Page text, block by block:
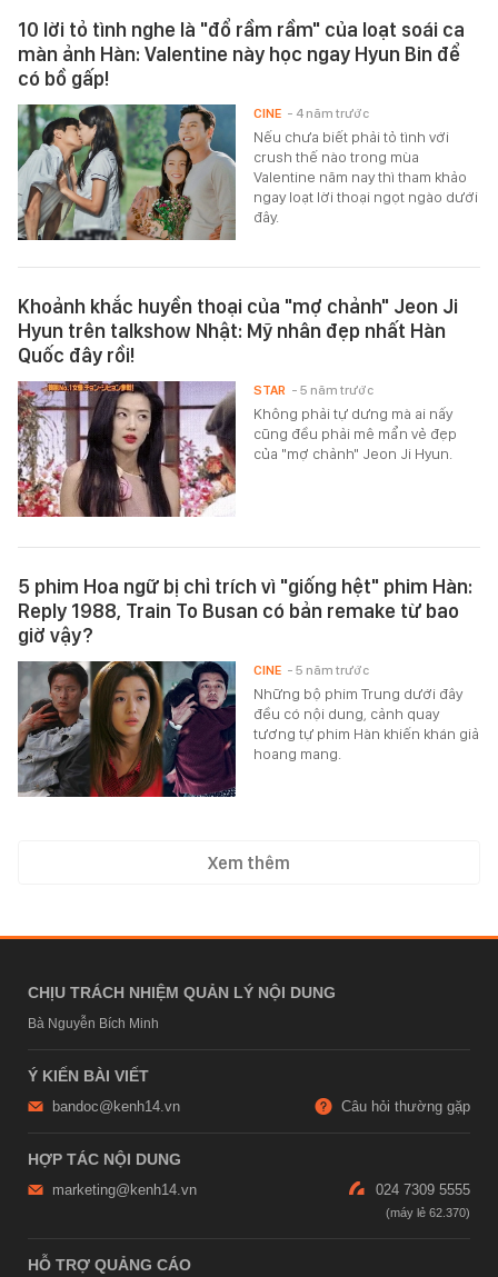
10 lời tỏ tình nghe là "đổ rầm rầm" của loạt soái ca
màn ảnh Hàn: Valentine này học ngay Hyun Bin để
có bồ gấp!
Nếu chưa biết phải tỏ tình với
crush thế nào trong mùa
Valentine năm nay thì tham khảo
ngay loạt lời thoại ngọt ngào dưới
đây.
CINE - 4 năm trước
Khoảnh khắc huyền thoại của "mợ chảnh" Jeon Ji
Hyun trên talkshow Nhật: Mỹ nhân đẹp nhất Hàn
Quốc đây rồi!
Không phải tự dưng mà ai nấy
cũng đều phải mê mẩn vẻ đẹp
của "mợ chảnh" Jeon Ji Hyun.
STAR - 5 năm trước
5 phim Hoa ngữ bị chỉ trích vì "giống hệt" phim Hàn:
Reply 1988, Train To Busan có bản remake từ bao
giờ vậy?
Những bộ phim Trung dưới đây
đều có nội dung, cảnh quay
tương tự phim Hàn khiến khán giả
hoang mang.
CINE - 5 năm trước
Xem thêm
CHỊU TRÁCH NHIỆM QUẢN LÝ NỘI DUNG
Bà Nguyễn Bích Minh
Ý KIẾN BÀI VIẾT
bandoc@kenh14.vn Câu hỏi thường gặp
HỢP TÁC NỘI DUNG
marketing@kenh14.vn 024 7309 5555
HỖ TRỢ QUẢNG CÁO